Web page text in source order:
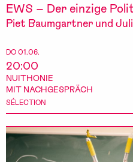
DO 01.06.
20:00
NUITHONIE
MIT NACHGESPRÄCH
SÉLECTION
EWS – Der einzige
Piet Baumgartner und